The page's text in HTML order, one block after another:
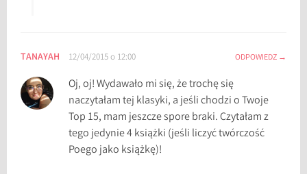
TANAYAH 12/04/2015 o 12:00 ODPOWIEDZ
Oj, oj! Wydawało mi się, że trochę się
naczytałam tej klasyki, a jeśli chodzi o Twoje
Top 15, mam jeszcze spore braki. Czytałam z
tego jedynie 4 książki (jeśli liczyć twórczość
Poego jako książkę)!